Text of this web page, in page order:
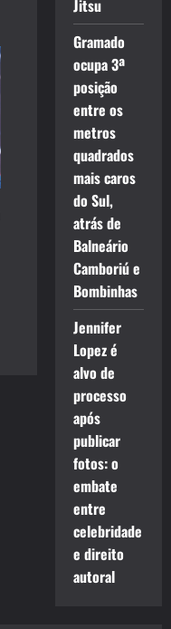
Jitsu
Gramado
ocupa 3ª
posição
entre os
metros
quadrados
mais caros
do Sul,
atrás de
Balneário
Camboriú e
Bombinhas
Jennifer
Lopez é
alvo de
processo
após
publicar
fotos: o
embate
entre
celebridade
e direito
autoral